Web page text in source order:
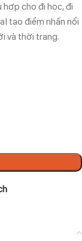
cho đi học, đi
tạo điểm nhấn nổi
và thời trang.